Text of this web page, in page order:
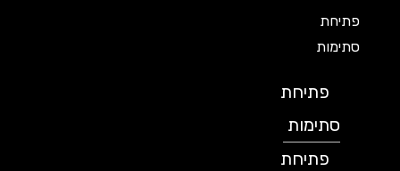
פתיחת
סתימות
פתיחת
סתימות
פתיחת